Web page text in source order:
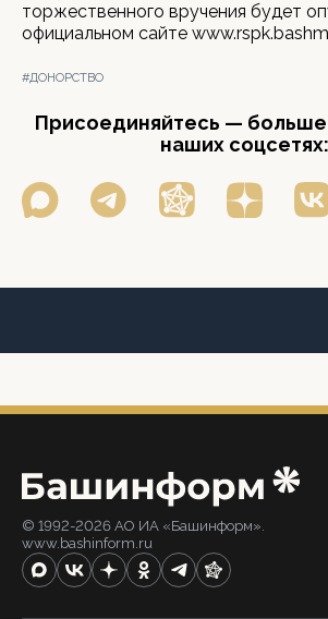
торжественного вручения будет
официальном сайте
#ДОНОРСТВО
Присоединяйтесь —
наших соцсетях:
© 1992-2026 АО ИА «Башинформ».
www.bashinform.ru